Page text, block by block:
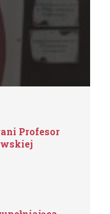
Profesor